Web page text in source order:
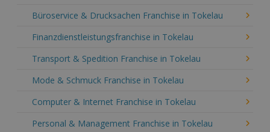
Büroservice & Drucksachen Franchise in Tokelau
Finanzdienstleistungsfranchise in Tokelau
Transport & Spedition Franchise in Tokelau
Mode & Schmuck Franchise in Tokelau
Computer & Internet Franchise in Tokelau
Personal & Management Franchise in Tokelau